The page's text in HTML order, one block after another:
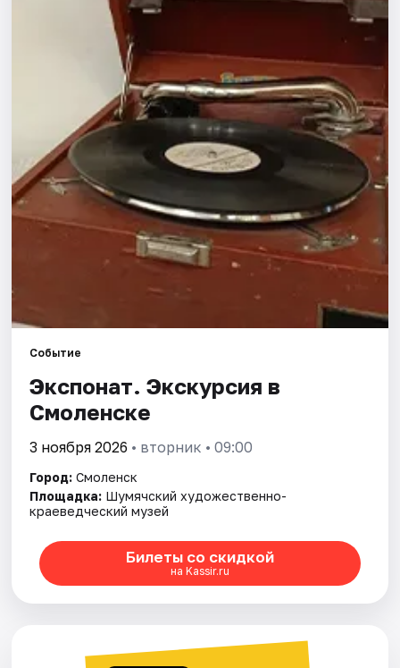
Рейтинги
Событие
Экспонат. Экскурсия в
Смоленске
3 ноября 2026 • вторник • 09:00
Город: Смоленск
Площадка: Шумячский художественно-
краеведческий музей
Билеты со скидкой
на Kassir.ru